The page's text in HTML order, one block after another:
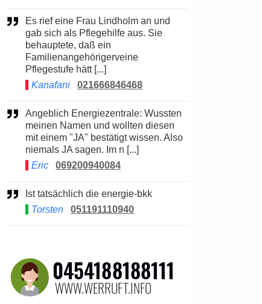
Es rief eine Frau Lindholm an und
gab sich als Pflegehilfe aus. Sie
behauptete, daß ein
Familienangehörigerveine
Pflegestufe hätt [...]
Kanafani
021666846468
Angeblich Energiezentrale: Wussten
meinen Namen und wollten diesen
mit einem "JA" bestätigt wissen. Also
niemals JA sagen. Im n [...]
Eric
069200940084
Ist tatsächlich die energie-bkk
Torsten
051191110940